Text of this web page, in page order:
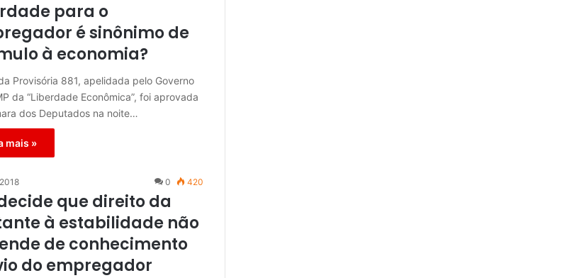
para o
é sinônimo de
à economia?
Provisória 881, apelidada pelo Governo
da “Liberdade Econômica”, foi aprovada
dos Deputados na noite…
mais »
0 420
decide que direito da
à estabilidade não
de conhecimento
do empregador